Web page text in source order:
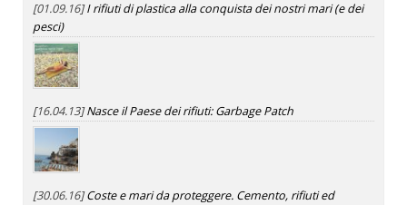
[01.09.16]I rifiuti di plastica alla conquista dei nostri mari (e dei
pesci)
[16.04.13]Nasce il Paese dei rifiuti: Garbage Patch
[30.06.16]Coste e mari da proteggere. Cemento, rifiuti ed